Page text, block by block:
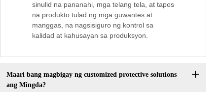
sinulid na pananahi, mga telang tela, at tapos
na produkto tulad ng mga guwantes at
manggas, na nagsisiguro ng kontrol sa
kalidad at kahusayan sa produksyon.
Maari bang magbigay ng customized protective solutions
ang Mingda?